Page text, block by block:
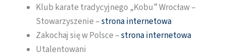
Klub karate tradycyjnego „Kobu” Wrocław –
Stowarzyszenie –strona internetowa
Zakochaj się w Polsce –strona internetowa
Utalentowani